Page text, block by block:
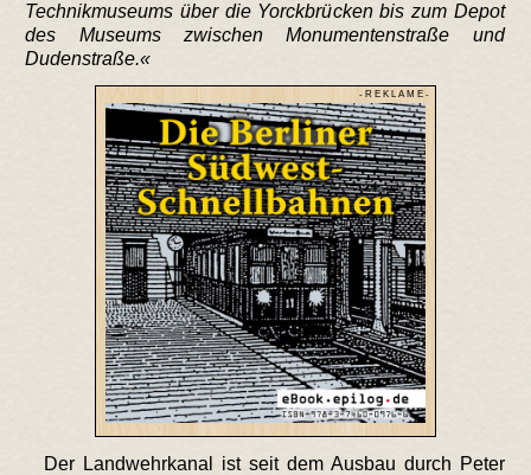
Technikmuseums über die Yorckbrücken bis zum Depot
des Museums zwischen Monumentenstraße und
Dudenstraße.
- R E K L A M E -
Der Landwehrkanal ist seit dem Ausbau durch Peter